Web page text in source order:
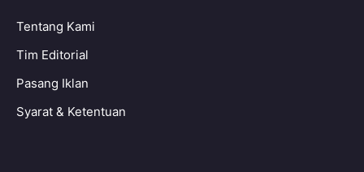
Tentang Kami
Tim Editorial
Pasang Iklan
Syarat & Ketentuan